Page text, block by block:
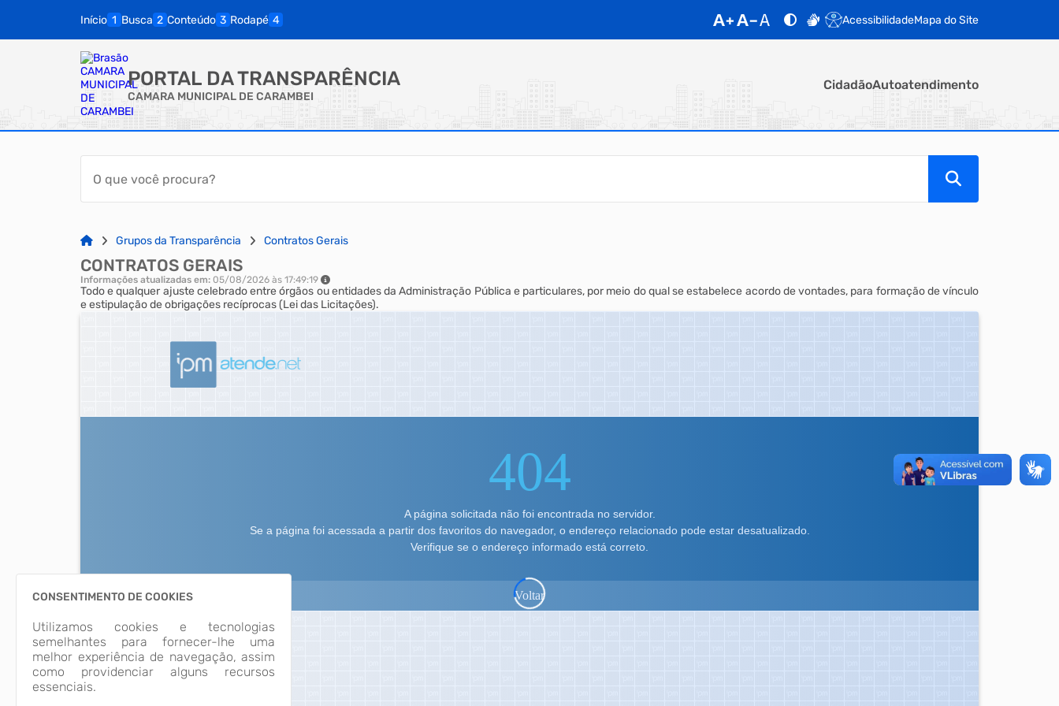
Início Busca Conteúdo Rodapé AcessibilidadeMapa do Site
PORTAL DA TRANSPARÊNCIA
CAMARA MUNICIPAL DE CARAMBEI
CidadãoAutoatendimento
Grupos da Transparência Contratos Gerais
CONTRATOS GERAIS
Informações atualizadas em: 05/08/2026 às 17:49:19
Todo e qualquer ajuste celebrado entre órgãos ou entidades da Administração Pública e particulares, por meio do qual se estabelece acordo de vontades, para formação de vínculo
e estipulação de obrigações recíprocas (Lei das Licitações).
CONSENTIMENTO DE COOKIES
Utilizamos cookies e tecnologias
semelhantes para fornecer-lhe uma
melhor experiência de navegação, assim
como providenciar alguns recursos
essenciais.